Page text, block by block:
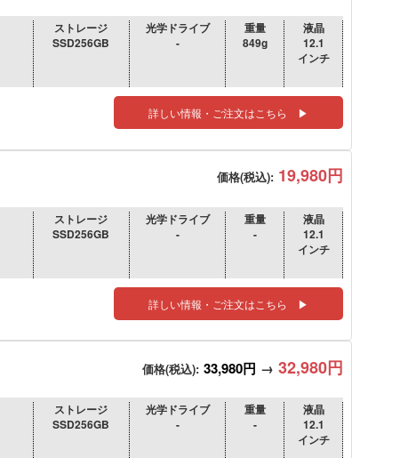
ストレージ
SSD256GB
光学ドライブ
-
重量
849g
液晶
12.1
インチ
詳しい情報・ご注文はこちら ▶
価格(税込): 19,980円
ストレージ
SSD256GB
光学ドライブ
-
重量
-
液晶
12.1
インチ
詳しい情報・ご注文はこちら ▶
価格(税込): 33,980円 → 32,980円
ストレージ
SSD256GB
光学ドライブ
-
重量
-
液晶
12.1
インチ